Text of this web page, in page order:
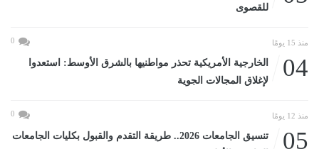
للقصوى
منذ 15 يومًا 0
04
الخارجية الأمريكية تحذر مواطنيها بالشرق الأوسط: استعدوا
لإغلاق المجالات الجوية
منذ 12 يومًا 0
05
تنسيق الجامعات 2026.. طريقة التقدم والقبول بكليات الجامعات